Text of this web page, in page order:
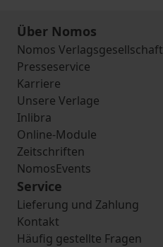
Über Nomos
Nomos Verlagsgesellschaft
Presseservice
Karriere
Unsere Verlage
Inlibra
Online-Module
Zeitschriften
NomosEvents
Service
Lieferung und Zahlung
Kontakt
Häufig gestellte Fragen